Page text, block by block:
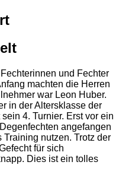
und Fechter
machten die Herren
war Leon Huber.
in der Altersklasse der
4. Turnier. Erst vor ein
angefangen
nutzen. Trotz der
für sich
Dies ist ein tolles